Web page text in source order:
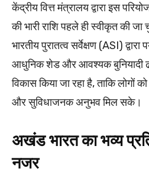
केंद्रीय वित्त मंत्रालय द्वारा इस
की भारी राशि पहले ही स्वीकृत की
भारतीय पुरातत्व सर्वेक्षण (ASI)
आधुनिक शेड और आवश्यक
विकास किया जा रहा है, ताकि लोगों
और सुविधाजनक अनुभव मिल सके।
अखंड भारत का भव्य
नजर